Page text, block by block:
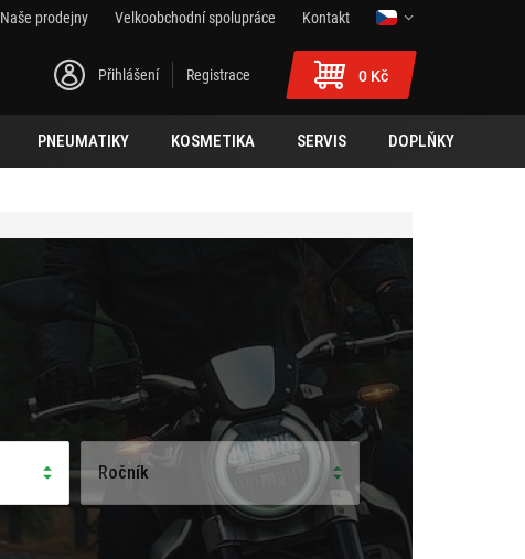
Naše prodejny Velkoobchodní spolupráce
Kontakt
Přihlášení Registrace 0 Kč
PNEUMATIKY KOSMETIKA SERVIS DOPLŇKY
Ročník